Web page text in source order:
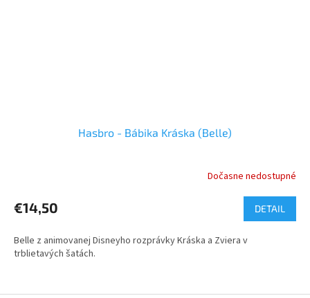
Hasbro - Bábika Kráska (Belle)
Dočasne nedostupné
€14,50 DETAIL
Belle z animovanej Disneyho rozprávky Kráska a Zviera v
trblietavých šatách.